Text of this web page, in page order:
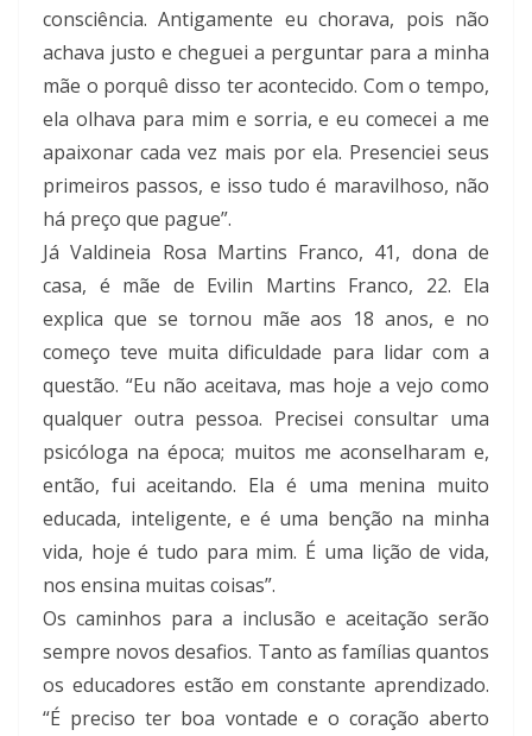
consciência. Antigamente eu chorava, pois não
achava justo e cheguei a perguntar para a minha
mãe o porquê disso ter acontecido. Com o tempo,
ela olhava para mim e sorria, e eu comecei a me
apaixonar cada vez mais por ela. Presenciei seus
primeiros passos, e isso tudo é maravilhoso, não
há preço que pague”.
Já Valdineia Rosa Martins Franco, 41, dona de
casa, é mãe de Evilin Martins Franco, 22. Ela
explica que se tornou mãe aos 18 anos, e no
começo teve muita dificuldade para lidar com a
questão. “Eu não aceitava, mas hoje a vejo como
qualquer outra pessoa. Precisei consultar uma
psicóloga na época; muitos me aconselharam e,
então, fui aceitando. Ela é uma menina muito
educada, inteligente, e é uma benção na minha
vida, hoje é tudo para mim. É uma lição de vida,
nos ensina muitas coisas”.
Os caminhos para a inclusão e aceitação serão
sempre novos desafios. Tanto as famílias quantos
os educadores estão em constante aprendizado.
“É preciso ter boa vontade e o coração aberto